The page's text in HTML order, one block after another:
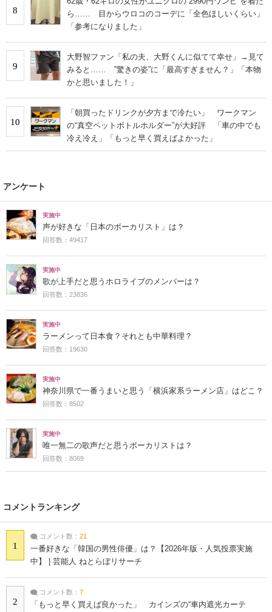
8
ら…… 目からウロコのコーデに「全色ほしいくらい」
「参考になりました」
9
大野智ファン「私の夫、大野くんに似てて幸せ」→見て
みると…… ‟驚きの姿”に「最高すぎません？」「本物
かと思いました！」
10
「朝買ったドリンクが夕方まで冷たい」 ワークマン
の“真空ペットボトルホルダー”が大好評 「車の中でも
冷え冷え」「もっと早く買えばよかった」
アンケート
実施中
声が好きな「日本のボーカリスト」は？
回答数：49417
実施中
歌が上手だと思うホロライブのメンバーは？
回答数：23836
実施中
ラーメンって日本食？それとも中華料理？
回答数：19630
実施中
神奈川県で一番うまいと思う「横浜家系ラーメン店」はどこ？
回答数：8502
実施中
唯一無二の歌声だと思うボーカリストは？
回答数：8069
コメントランキング
1
コメント数： 21
一番好きな「韓国の男性俳優」は？【2026年版・人気投票実施
中】 | 芸能人 ねとらぼリサーチ
2
コメント数： 7
「もっと早く買えば良かった」 カインズの“車内遮光カーテ